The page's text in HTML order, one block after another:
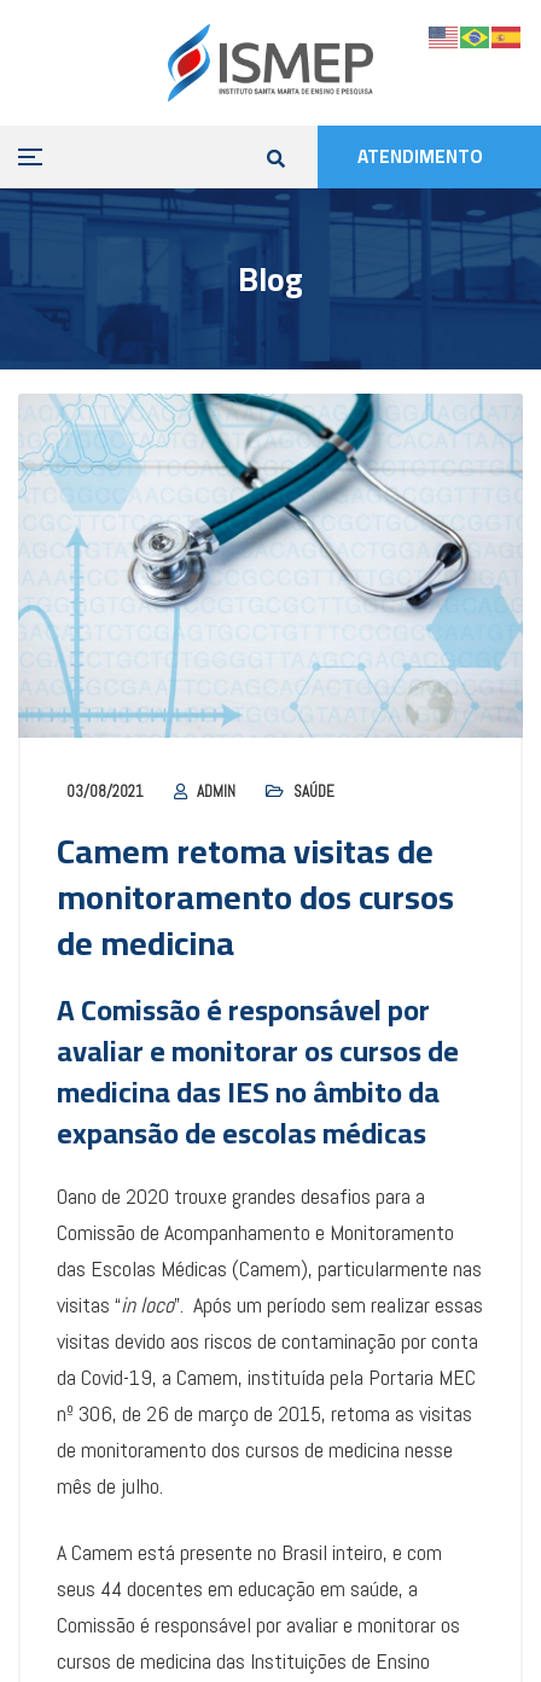
ATENDIMENTO
Blog
03/08/2021 ADMIN SAÚDE
Camem retoma visitas de
monitoramento dos cursos
de medicina
A Comissão é responsável por
avaliar e monitorar os cursos de
medicina das IES no âmbito da
expansão de escolas médicas
Oano de 2020 trouxe grandes desafios para a
Comissão de Acompanhamento e Monitoramento
das Escolas Médicas (Camem), particularmente nas
visitas “in loco”. Após um período sem realizar essas
visitas devido aos riscos de contaminação por conta
da Covid-19, a Camem, instituída pela Portaria MEC
nº 306, de 26 de março de 2015, retoma as visitas
de monitoramento dos cursos de medicina nesse
mês de julho.
A Camem está presente no Brasil inteiro, e com
seus 44 docentes em educação em saúde, a
Comissão é responsável por avaliar e monitorar os
cursos de medicina das Instituições de Ensino